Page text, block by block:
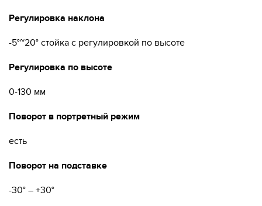
Регулировка наклона
-5°~20° стойка с регулировкой по высоте
Регулировка по высоте
0-130 мм
Поворот в портретный режим
есть
Поворот на подставке
-30° – +30°